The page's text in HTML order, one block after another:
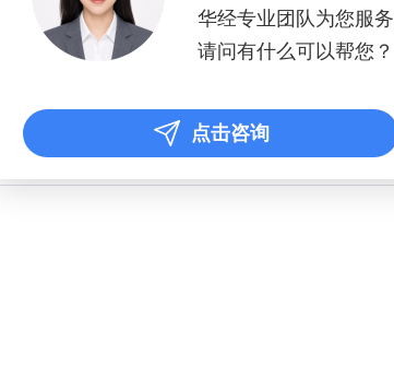
华经专业团队为您服务
请问有什么可以帮您？
点击咨询